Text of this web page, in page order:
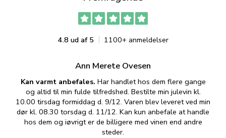
4.8 ud af 5 1100+ anmeldelser
Ann Merete Ovesen
Kan varmt anbefales. Har handlet hos dem flere gange
og altid til min fulde tilfredshed. Bestilte min julevin kl.
10.00 tirsdag formiddag d. 9/12. Varen blev leveret ved min
dør kl. 08.30 torsdag d. 11/12. Kan kun anbefale at handle
hos dem og iøvrigt er de billigere med vinen end andre
steder.